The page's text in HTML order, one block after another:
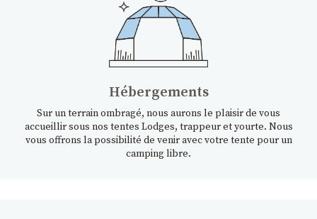
Hébergements
Sur un terrain ombragé, nous aurons le plaisir de vous
accueillir sous nos tentes Lodges, trappeur et yourte. Nous
vous offrons la possibilité de venir avec votre tente pour un
camping libre.